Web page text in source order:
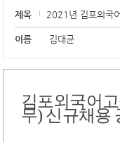
제목 2021년 김포외국
이름 김대균
김포외국어
무) 신규채용